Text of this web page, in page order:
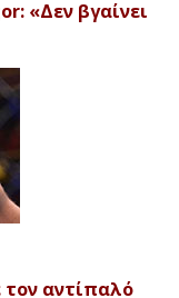
«Δεν βγαίνει
αντίπαλό